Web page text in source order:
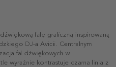
falę graficzną inspirowaną
DJ-a Avicii. Centralnym
fal dźwiękowych w
wyraźnie kontrastuje czarna linia z